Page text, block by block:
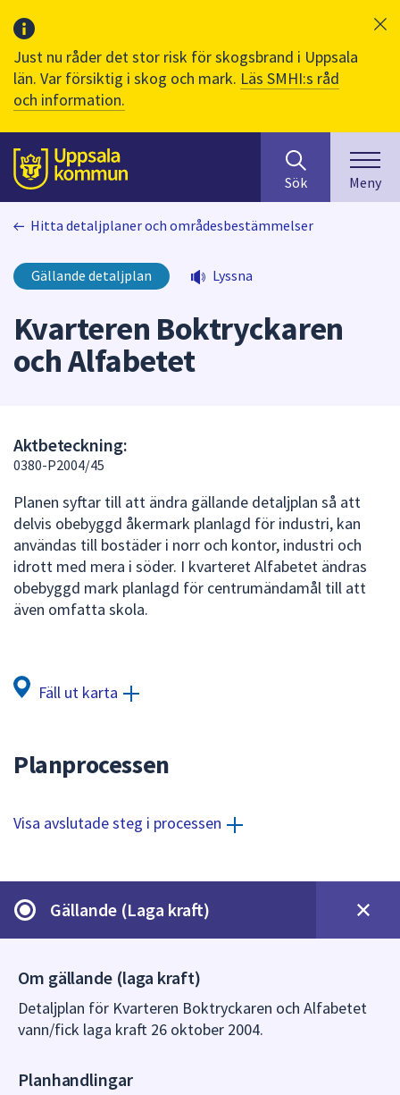
Just nu råder det stor risk för skogsbrand i Uppsala
län. Var försiktig i skog och mark. Läs SMHI:s råd
och information.
Till sidans
huvudinnehåll
efter
innehåll
på
webbplatsen.
skriva
i
Använd
piltangenterna
för
att
navigera
Sök Meny
Hitta detaljplaner och områdesbestämmelser
Gällande detaljplan Lyssna
Kvarteren Boktryckaren
och Alfabetet
Aktbeteckning:
0380-P2004/45
Planen syftar till att ändra gällande detaljplan så att
delvis obebyggd åkermark planlagd för industri, kan
användas till bostäder i norr och kontor, industri och
idrott med mera i söder. I kvarteret Alfabetet ändras
obebyggd mark planlagd för centrumändamål till att
även omfatta skola.
Fäll ut karta
Planprocessen
Visa avslutade steg i processen
Gällande (Laga kraft)
Om gällande (laga kraft)
Detaljplan för Kvarteren Boktryckaren och Alfabetet
vann/fick laga kraft 26 oktober 2004.
Planhandlingar